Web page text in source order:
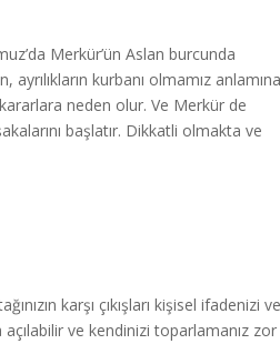
Merkür’ün Aslan burcunda
kurbanı olmamız anlamına
neden olur. Ve Merkür de
başlatır. Dikkatli olmakta ve
karşı çıkışları kişisel ifadenizi ve
ve kendinizi toparlamanız zor